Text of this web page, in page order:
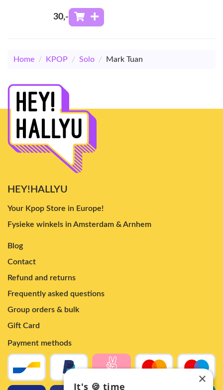
30,-
Home / KPOP / Solo / Mark Tuan
HEY!HALLYU
Your Kpop Store in Europe!
Fysieke winkels in Amsterdam & Arnhem
Blog
Contact
Refund and returns
Frequently asked questions
Group orders & bulk
Gift Card
Payment methods
×
It's 🍪 time